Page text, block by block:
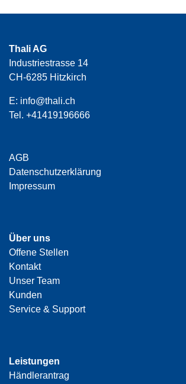
Thali AG
Industriestrasse 14
CH-6285 Hitzkirch
E: info@thali.ch
Tel. +41419196666
AGB
Datenschutzerklärung
Impressum
Über uns
Offene Stellen
Kontakt
Unser Team
Kunden
Service & Support
Leistungen
Händlerantrag